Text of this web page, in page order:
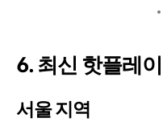
6. 최신 핫플레
서울 지역